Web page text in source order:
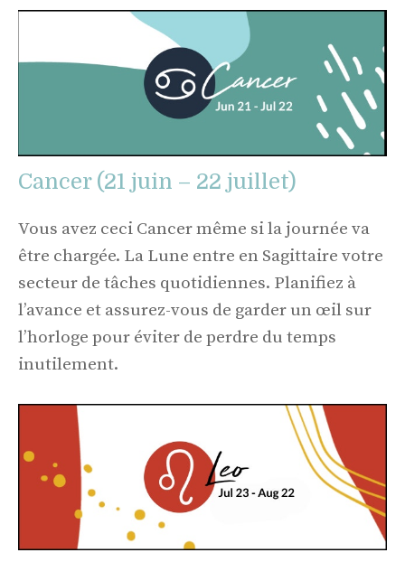
Cancer (21 juin – 22 juillet)
Vous avez ceci Cancer même si la journée va
être chargée. La Lune entre en Sagittaire votre
secteur de tâches quotidiennes. Planifiez à
l’avance et assurez-vous de garder un œil sur
l’horloge pour éviter de perdre du temps
inutilement.